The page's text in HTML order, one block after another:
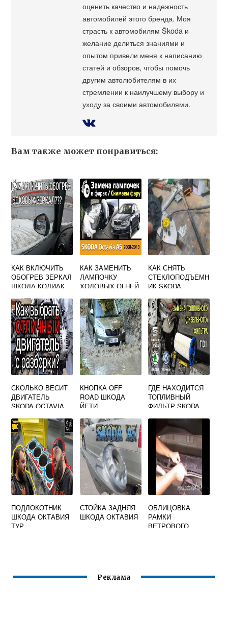
оценить качество и надежность
автомобилей этого бренда. Моя
страсть к автомобилям Škoda и
желание делиться знаниями и
опытом привели меня к написанию
статей и обзоров, чтобы помочь
другим автолюбителям в их
стремлении к наилучшему выбору и
уходу за своими автомобилями.
Вам также может понравиться:
КАК ВКЛЮЧИТЬ
ОБОГРЕВ ЗЕРКАЛ
ШКОДА КОДИАК
КАК ЗАМЕНИТЬ
ЛАМПОЧКУ
ХОДОВЫХ ОГНЕЙ
OCTAVIA A5
КАК СНЯТЬ
СТЕКЛОПОДЪЕМН
ИК SKODA
СКОЛЬКО ВЕСИТ
ДВИГАТЕЛЬ
SKODA OCTAVIA
КНОПКА OFF
ROAD ШКОДА
ЙЕТИ
ГДЕ НАХОДИТСЯ
ТОПЛИВНЫЙ
ФИЛЬТР SKODA
ПОДЛОКОТНИК
ШКОДА ОКТАВИЯ
ТУР
СТОЙКА ЗАДНЯЯ
ШКОДА ОКТАВИЯ
ОБЛИЦОВКА
РАМКИ
ВЕТРОВОГО
Реклама